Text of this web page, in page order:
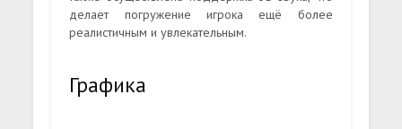
делает погружение игрока ещё более
реалистичным и увлекательным.
Графика